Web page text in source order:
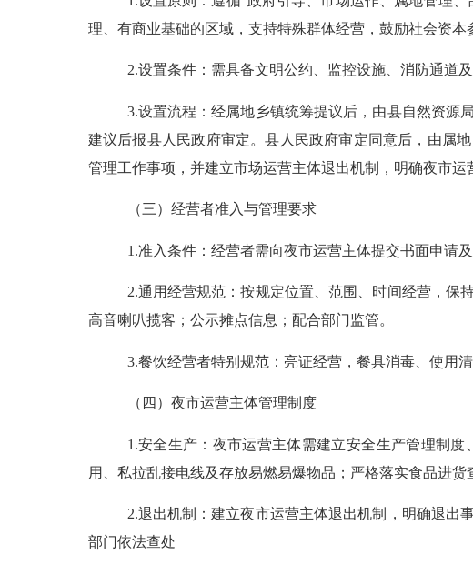
理、有商业基础的区域，支持特殊群体经营，鼓励社会资本
2.设置条件：需具备文明公约、监控设施、消防通道
3.设置流程：经属地乡镇统筹提议后，由县自然资源
建议后报县人民政府审定。县人民政府审定同意后 ，由属
管理工作事项 ，并建立市场运营主体退出机制，明确夜市运
（三）经营者准入与管理要求
1.准入条件： 经营者需向夜市运营主体提交书面申请
2.通用经营规范：按规定位置、范围、时间经营，保
高音喇叭揽客；公示摊点信息；配合部门监管。
3.餐饮经营者特别规范：亮证经营，餐具消毒、使用
（四）夜市运营主体管理制度
1.安全生产：夜市运营主体需建立安全生产管理制
用、私拉乱接电线及存放易燃易爆物品；严格落实食品进
2.退出机制：建立夜市运营主体退出机制，明确退出
部门依法查处